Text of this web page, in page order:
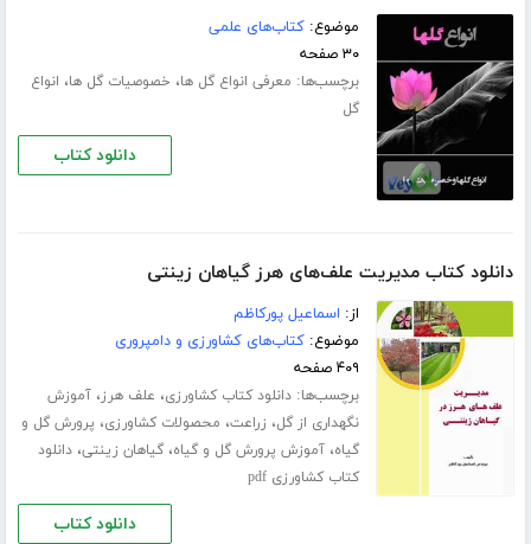
موضوع:کتاب‌های علمی
۳۰ صفحه
برچسب‌ها: معرفی انواع گل ها، خصوصیات گل ها، انواع
گل
دانلود کتاب
دانلود کتاب مدیریت علف‌های هرز گیاهان زینتی
از: اسماعیل پورکاظم
موضوع:کتاب‌های کشاورزی و دامپروری
۴۰۹ صفحه
برچسب‌ها:دانلود کتاب کشاورزی، علف هرز،آموزش
نگهداری از گل، زراعت، محصولات کشاورزی، پرورش گل و
گیاه،آموزش پرورش گل و گیاه،گیاهان زینتی،دانلود
کتاب کشاورزی pdf
دانلود کتاب